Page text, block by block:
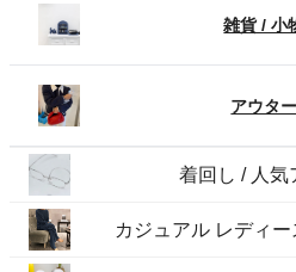
雑貨 / 小
アウター
着回し / 人気
カジュアル レディ